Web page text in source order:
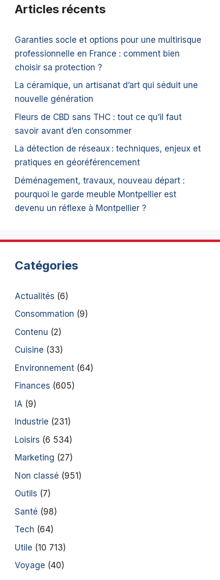
Articles récents
Garanties socle et options pour une multirisque
professionnelle en France : comment bien
choisir sa protection ?
La céramique, un artisanat d’art qui séduit une
nouvelle génération
Fleurs de CBD sans THC : tout ce qu’il faut
savoir avant d’en consommer
La détection de réseaux : techniques, enjeux et
pratiques en géoréférencement
Déménagement, travaux, nouveau départ :
pourquoi le garde meuble Montpellier est
devenu un réflexe à Montpellier ?
Catégories
Actualités (6)
Consommation (9)
Contenu (2)
Cuisine (33)
Environnement (64)
Finances (605)
IA (9)
Industrie (231)
Loisirs (6 534)
Marketing (27)
Non classé (951)
Outils (7)
Santé (98)
Tech (64)
Utile (10 713)
Voyage (40)